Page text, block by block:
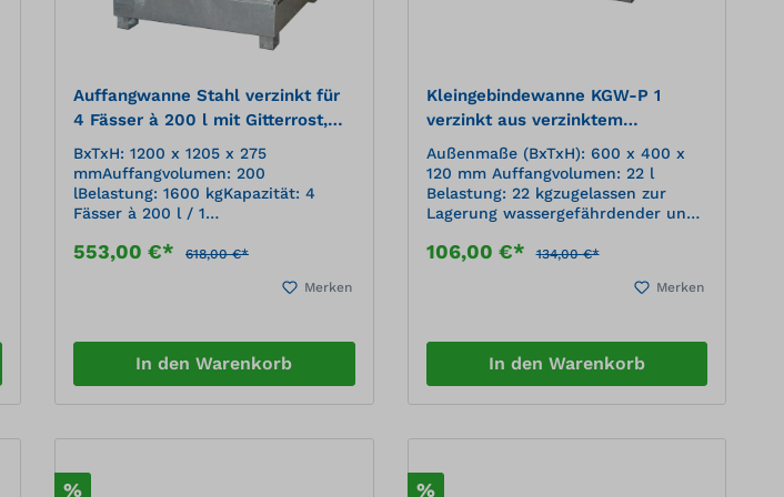
Auffangwanne Stahl verzinkt für
4 Fässer à 200 l mit Gitterrost,
Bodenfreiheit und Ü-Zeichen,
SW4
BxTxH: 1200 x 1205 x 275
mmAuffangvolumen: 200
lBelastung: 1600 kgKapazität: 4
Fässer à 200 l / 1
kgzugelassen zur Lagerung
B.2 (ehem. DIN 6601)mit Ü-Zeichen
und Protecto
für Anschluß an
PotentialausgleichWannenwerkstoff:
553,00 €* 618,00 €*
Merken
In den Warenkorb
Kleingebindewanne KGW-P 1
verzinkt aus verzinktem
Stahlblech für Paletten
Außenmaße (BxTxH): 600 x 400 x
120 mm Auffangvolumen: 22 l
Belastung: 22 kgzugelassen zur
Lagerung wassergefährdender und
Medienbeständigkeit gemäß DIN
1.0038 Materialstärke: 3 mm
106,00 €* 134,00 €*
Merken
In den Warenkorb
% %